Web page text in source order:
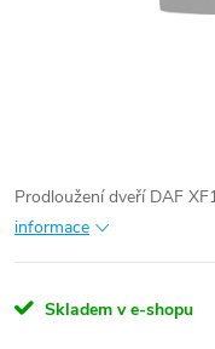
Prodloužení dveří DAF
informace
Skladem v e-shopu